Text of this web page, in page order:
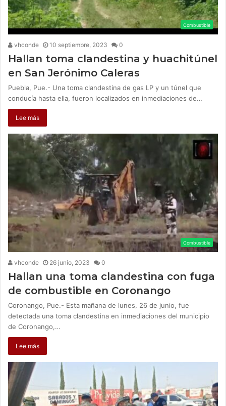
Combustible
vhconde 10 septiembre, 2023 0
Hallan toma clandestina y huachitúnel
en San Jerónimo Caleras
Puebla, Pue.- Una toma clandestina de gas LP y un túnel que
conducía hasta ella, fueron localizados en inmediaciones de…
Lee más
Combustible
vhconde 26 junio, 2023 0
Hallan una toma clandestina con fuga
de combustible en Coronango
Coronango, Pue.- Esta mañana de lunes, 26 de junio, fue
detectada una toma clandestina en inmediaciones del municipio
de Coronango,…
Lee más